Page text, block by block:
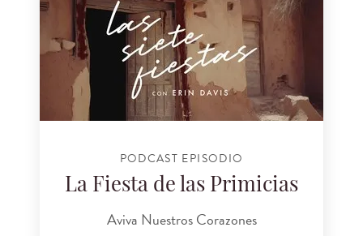
PODCAST EPISODIO
La Fiesta de las Primicias
Aviva Nuestros Corazones